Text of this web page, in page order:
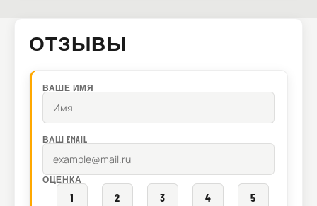
ОТЗЫВЫ
ВАШЕ ИМЯ
ВАШ EMAIL
ОЦЕНКА
1 2 3 4 5